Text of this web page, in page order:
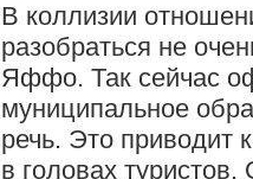
В коллизии
разобраться не
Яффо. Так сейчас
муниципальное
речь. Это приводит
в головах